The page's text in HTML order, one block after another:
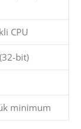
CPU
bit)
minimum